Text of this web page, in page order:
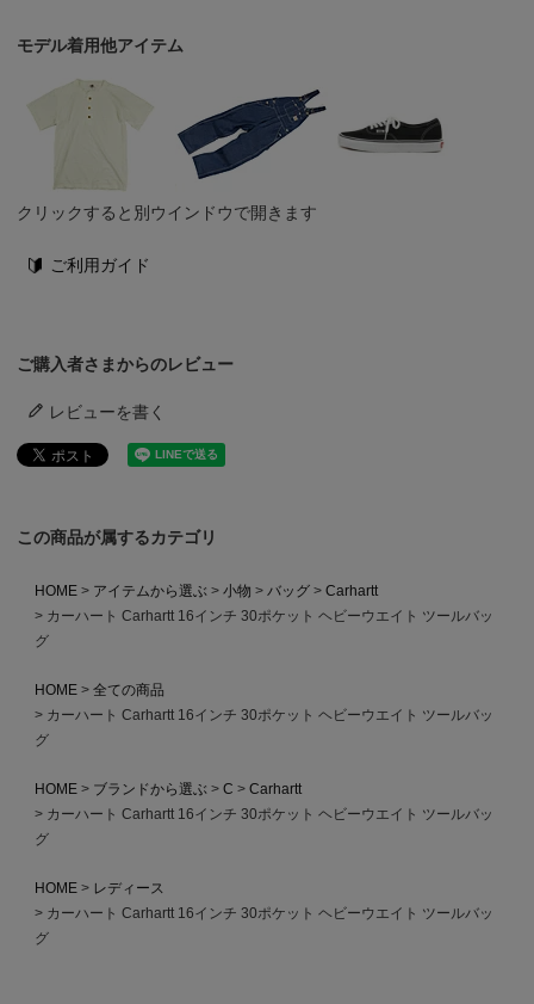
モデル着用他アイテム
クリックすると別ウインドウで開きます
ご利用ガイド
ご購入者さまからのレビュー
レビューを書く
この商品が属するカテゴリ
HOME アイテムから選ぶ 小物 バッグ
Carhartt
カーハート Carhartt 16インチ 30ポケット ヘビーウエイト ツールバッ
グ
HOME
全ての商品
カーハート Carhartt 16インチ 30ポケット ヘビーウエイト ツールバッ
グ
HOME ブランドから選ぶ C
Carhartt
カーハート Carhartt 16インチ 30ポケット ヘビーウエイト ツールバッ
グ
HOME
レディース
カーハート Carhartt 16インチ 30ポケット ヘビーウエイト ツールバッ
グ